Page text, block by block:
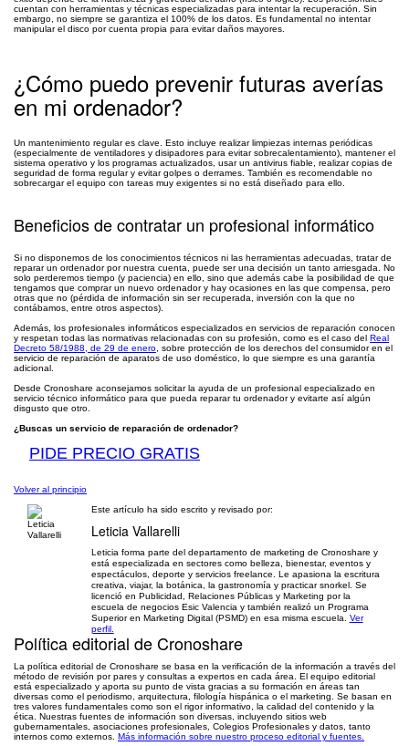
cuentan con herramientas y técnicas especializadas para intentar la recuperación. Sin
embargo, no siempre se garantiza el 100% de los datos. Es fundamental no intentar
manipular el disco por cuenta propia para evitar daños mayores.
¿Cómo puedo prevenir futuras averías
en mi ordenador?
Un mantenimiento regular es clave. Esto incluye realizar limpiezas internas periódicas
(especialmente de ventiladores y disipadores para evitar sobrecalentamiento), mantener el
sistema operativo y los programas actualizados, usar un antivirus fiable, realizar copias de
seguridad de forma regular y evitar golpes o derrames. También es recomendable no
sobrecargar el equipo con tareas muy exigentes si no está diseñado para ello.
Beneficios de contratar un profesional informático
Si no disponemos de los conocimientos técnicos ni las herramientas adecuadas, tratar de
reparar un ordenador por nuestra cuenta, puede ser una decisión un tanto arriesgada. No
solo perderemos tiempo (y paciencia) en ello, sino que además cabe la posibilidad de que
tengamos que comprar un nuevo ordenador y hay ocasiones en las que compensa, pero
otras que no (pérdida de información sin ser recuperada, inversión con la que no
contábamos, entre otros aspectos).
Además, los profesionales informáticos especializados en servicios de reparación conocen
y respetan todas las normativas relacionadas con su profesión, como es el caso del Real
Decreto 58/1988, de 29 de enero , sobre protección de los derechos del consumidor en el
servicio de reparación de aparatos de uso doméstico, lo que siempre es una garantía
adicional.
Desde Cronoshare aconsejamos solicitar la ayuda de un profesional especializado en
servicio técnico informático para que pueda reparar tu ordenador y evitarte así algún
disgusto que otro.
¿Buscas un servicio de reparación de ordenador?
PIDE PRECIO GRATIS
Volver al principio
Este artículo ha sido escrito y revisado por:
Leticia Vallarelli
Leticia forma parte del departamento de marketing de Cronoshare y
está especializada en sectores como belleza, bienestar, eventos y
espectáculos, deporte y servicios freelance. Le apasiona la escritura
creativa, viajar, la botánica, la gastronomía y practicar snorkel. Se
licenció en Publicidad, Relaciones Públicas y Marketing por la
escuela de negocios Esic Valencia y también realizó un Programa
Superior en Marketing Digital (PSMD) en esa misma escuela. Ver
perfil.
Política editorial de Cronoshare
La política editorial de Cronoshare se basa en la verificación de la información a través del
método de revisión por pares y consultas a expertos en cada área. El equipo editorial
está especializado y aporta su punto de vista gracias a su formación en áreas tan
diversas como el periodismo, arquitectura, filología hispánica o el marketing. Se basan en
tres valores fundamentales como son el rigor informativo, la calidad del contenido y la
ética. Nuestras fuentes de información son diversas, incluyendo sitios web
gubernamentales, asociaciones profesionales, Colegios Profesionales y datos, tanto
internos como externos. Más información sobre nuestro proceso editorial y fuentes.